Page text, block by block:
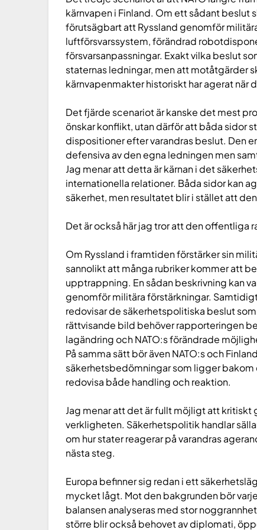
kärnvapen i Finland. Om ett sådant
förutsägbart att Ryssland genomför
luftförsvarssystem, förändrad
försvarsanpassningar. Exakt vilka beslut
staternas ledningar, men att motåtgärder
kärnvapenmakter historiskt har agerat när
Det fjärde scenariot är kanske det mest
önskar konflikt, utan därför att båda sidor
dispositioner efter varandras beslut. Den
defensiva av den egna ledningen men
Jag menar att detta är kärnan i det
internationella relationer. Båda sidor kan
säkerhet, men resultatet blir i stället att
Det är också här jag tror att den
Om Ryssland i framtiden förstärker sin
sannolikt att många rubriker kommer att
upptrappning. En sådan beskrivning kan
genomför militära förstärkningar.
redovisar de säkerhetspolitiska beslut
rättvisande bild behöver rapporteringen
lagändring och NATO:s förändrade
På samma sätt bör även NATO:s och
säkerhetsbedömningar som ligger bakom
redovisa både handling och reaktion.
Jag menar att det är fullt möjligt att kritiskt
verkligheten. Säkerhetspolitik handlar
om hur stater reagerar på varandras
nästa steg.
Europa befinner sig redan i ett
mycket lågt. Mot den bakgrunden bör
balansen analyseras med stor
större blir också behovet av diplomati,